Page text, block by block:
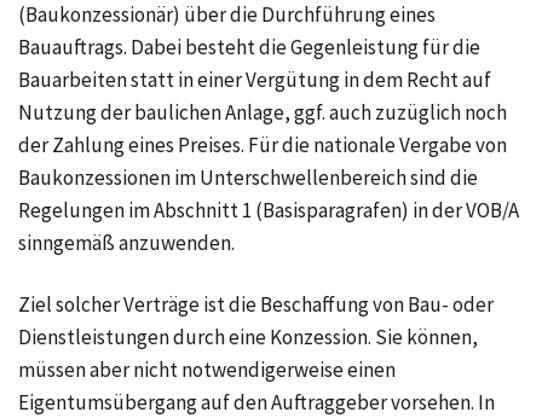
(Baukonzessionär) über die Durchführung eines
Bauauftrags. Dabei besteht die Gegenleistung für die
Bauarbeiten statt in einer Vergütung in dem Recht auf
Nutzung der baulichen Anlage, ggf. auch zuzüglich noch
der Zahlung eines Preises. Für die nationale Vergabe von
Baukonzessionen im Unterschwellenbereich sind die
Regelungen im Abschnitt 1 (Basisparagrafen) in der VOB/A
sinngemäß anzuwenden.
Ziel solcher Verträge ist die Beschaffung von Bau- oder
Dienstleistungen durch eine Konzession. Sie können,
müssen aber nicht notwendigerweise einen
Eigentumsübergang auf den Auftraggeber vorsehen. In